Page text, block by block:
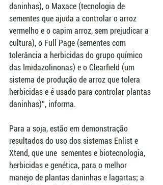
daninhas), o Maxace (tecnologia de
sementes que ajuda a controlar o arroz
vermelho e o capim arroz, sem prejudicar a
cultura), o Full Page (sementes com
tolerância a herbicidas do grupo químico
das Imidazolinonas) e o Clearfield (um
sistema de produção de arroz que tolera
herbicidas e é usado para controlar plantas
daninhas)”, informa.
Para a soja, estão em demonstração
resultados do uso dos sistemas Enlist e
Xtend, que une  sementes e biotecnologia,
herbicidas e genética, para o melhor
manejo de plantas daninhas e lagartas; a